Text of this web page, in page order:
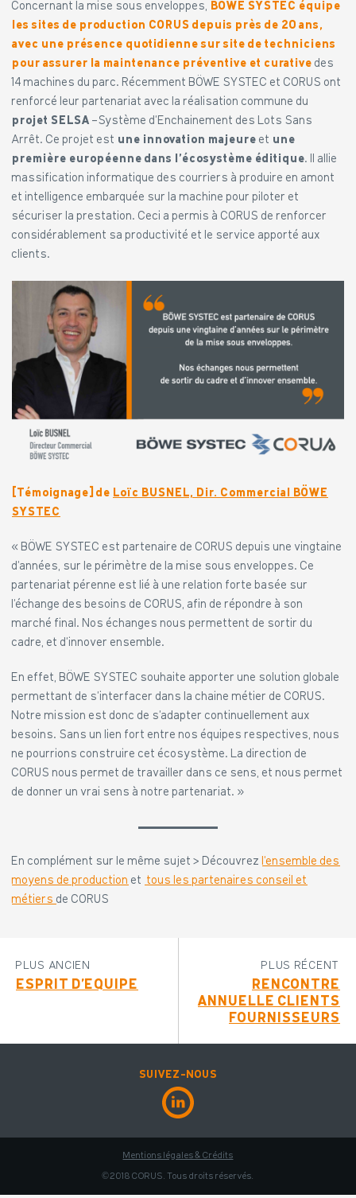
Concernant la mise sous enveloppes, BÖWE SYSTEC équipe
les sites de production CORUS depuis près de 20 ans,
avec une présence quotidienne sur site de techniciens
pour assurer la maintenance préventive et curative des
14 machines du parc. Récemment BÖWE SYSTEC et CORUS ont
renforcé leur partenariat avec la réalisation commune du
projet SELSA -Système d’Enchainement des Lots Sans
Arrêt. Ce projet est une innovation majeure et une
première européenne dans l’écosystème éditique. Il allie
massification informatique des courriers à produire en amont
et intelligence embarquée sur la machine pour piloter et
sécuriser la prestation. Ceci a permis à CORUS de renforcer
considérablement sa productivité et le service apporté aux
clients.
[Témoignage] de Loïc BUSNEL, Dir. Commercial BÖWE
SYSTEC
« BÖWE SYSTEC est partenaire de CORUS depuis une vingtaine
d’années, sur le périmètre de la mise sous enveloppes. Ce
partenariat pérenne est lié à une relation forte basée sur
l’échange des besoins de CORUS, afin de répondre à son
marché final. Nos échanges nous permettent de sortir du
cadre, et d’innover ensemble.
En effet, BÖWE SYSTEC souhaite apporter une solution globale
permettant de s’interfacer dans la chaine métier de CORUS.
Notre mission est donc de s’adapter continuellement aux
besoins. Sans un lien fort entre nos équipes respectives, nous
ne pourrions construire cet écosystème. La direction de
CORUS nous permet de travailler dans ce sens, et nous permet
de donner un vrai sens à notre partenariat. »
En complément sur le même sujet > Découvrez l’ensemble des
moyens de production et tous les partenaires conseil et
métiers de CORUS
PLUS ANCIEN
ESPRIT D’ÉQUIPE
PLUS RÉCENT
RENCONTRE
ANNUELLE CLIENTS
FOURNISSEURS
SUIVEZ-NOUS
Mentions légales & Crédits
© 2018 CORUS. Tous droits réservés.